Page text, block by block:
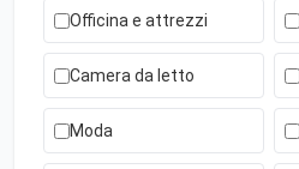
Officina e attrezzi
Camera da letto
Moda